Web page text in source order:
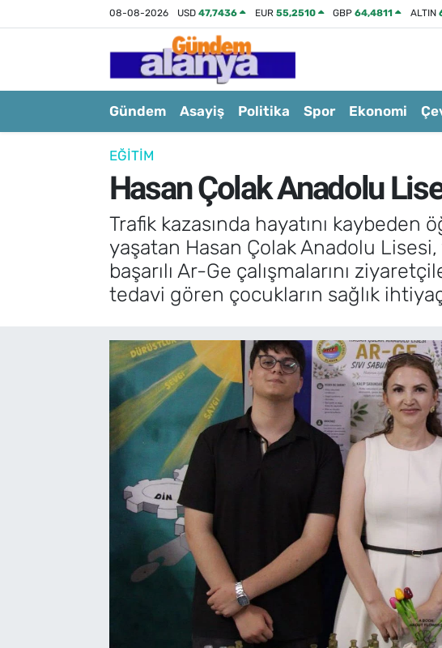
08-08-2026 USD47,7436 EUR 55,2510 GBP64,4811 ALTIN
Gündem Asayiş Politika Spor Ekonomi
EĞITIM
Hasan Çolak Anadolu
Trafik kazasında hayatını kaybeden
yaşatan Hasan Çolak Anadolu
başarılı Ar-Ge çalışmalarını
tedavi gören çocukların sağlık